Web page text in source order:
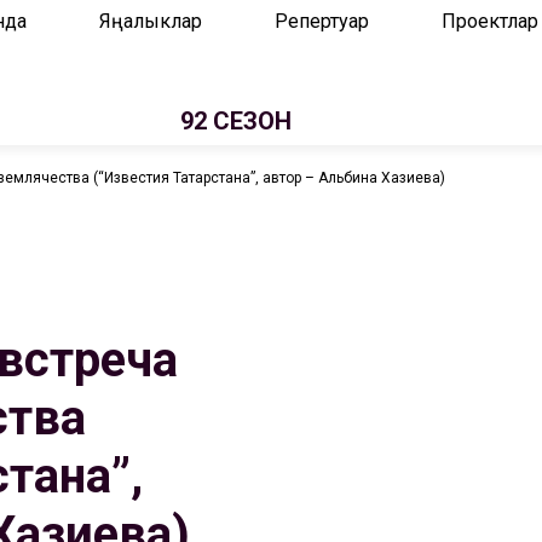
Яңалыклар Репертуар Проектлар
92 СЕЗОН
(“Известия Татарстана”, автор – Альбина Хазиева)